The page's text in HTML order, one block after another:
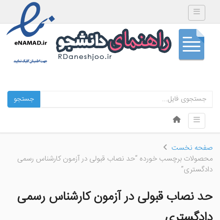
Toggle navigation
جستجو
Menu
Skip to content
Toggle navigation
صفحه نخست
محصولات برچسب خورده “حد نصاب قبولی در آزمون کارشناس رسمی
دادگستری”
حد نصاب قبولی در آزمون کارشناس رسمی